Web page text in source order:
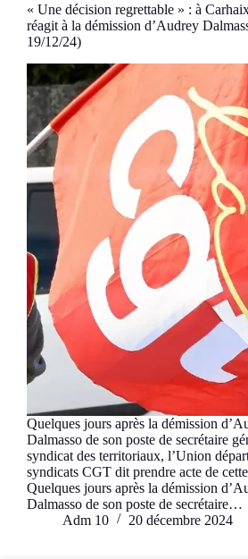
« Une décision regrettable » : à
réagit à la démission d’Audrey
19/12/24)
Quelques jours après la démission
Dalmasso de son poste de secrétaire
syndicat des territoriaux, l’Union
syndicats CGT dit prendre acte de
Quelques jours après la démission
Dalmasso de son poste de secrétaire…
Adm 10
20 décembre 2024